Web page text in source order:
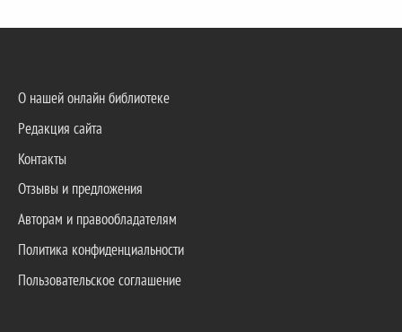
О нашей онлайн библиотеке
Редакция сайта
Контакты
Отзывы и предложения
Авторам и правообладателям
Политика конфиденциальности
Пользовательское соглашение